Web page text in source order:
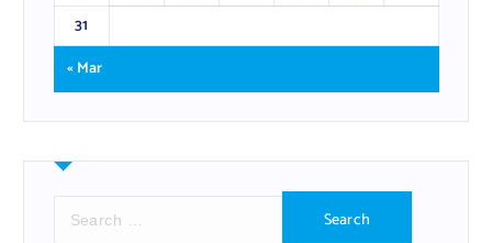
31
« Mar